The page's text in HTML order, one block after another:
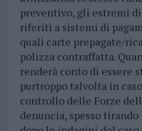
preventivo, gli estremi di
riferiti a sistemi di
quali carte prepagate/
polizza contraffatta.
renderà conto di essere
purtroppo talvolta in
controllo delle Forze
denuncia, spesso tirando